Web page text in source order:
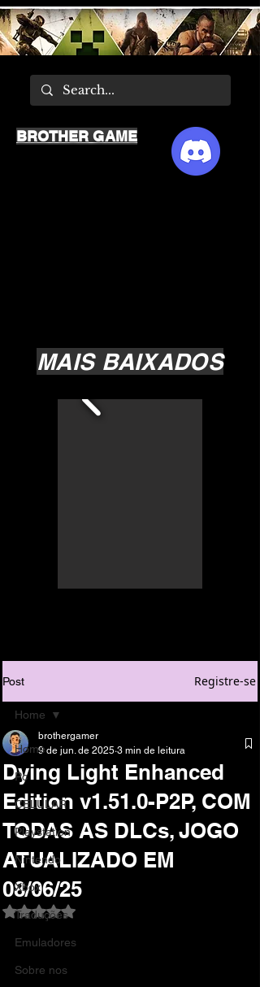
MAIS BAIXADOS
BROTHER GAME
Post Registre-se
Home
Pc
CELULAR
Playstation
Nintendo
Xbox
Traduções
Emuladores
Sobre nos
Home
Dying Light Enhanced
Edition v1.51.0-P2P, COM
TODAS AS DLCs, JOGO
ATUALIZADO EM
08/06/25
brothergamer
9 de jun. de 2025 3 min de leitura
Avaliado com NaN de 5 estrelas.